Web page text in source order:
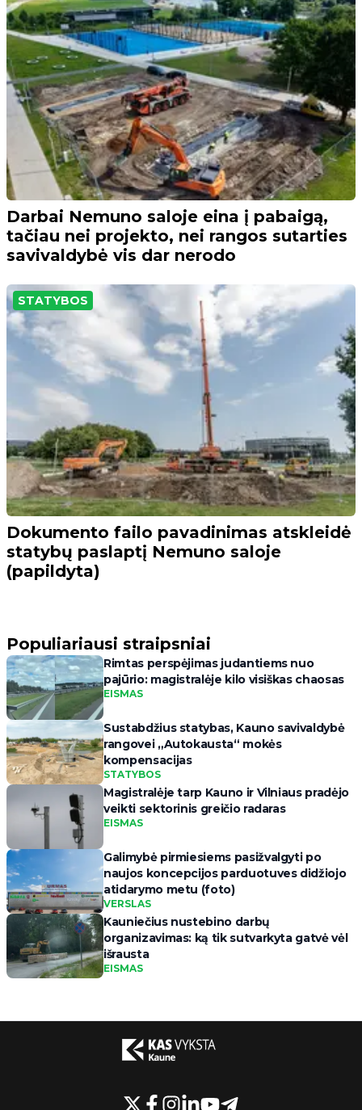
Darbai Nemuno saloje eina į pabaigą,
tačiau nei projekto, nei rangos sutarties
savivaldybė vis dar nerodo
STATYBOS
Dokumento failo pavadinimas atskleidė
statybų paslaptį Nemuno saloje
(papildyta)
Populiariausi straipsniai
Rimtas perspėjimas judantiems nuo
pajūrio: magistralėje kilo visiškas chaosas
EISMAS
Sustabdžius statybas, Kauno savivaldybė
rangovei „Autokausta“ mokės
kompensacijas
STATYBOS
Magistralėje tarp Kauno ir Vilniaus pradėjo
veikti sektorinis greičio radaras
EISMAS
Galimybė pirmiesiems pasižvalgyti po
naujos koncepcijos parduotuves didžiojo
atidarymo metu (foto)
VERSLAS
Kauniečius nustebino darbų
organizavimas: ką tik sutvarkyta gatvė vėl
išrausta
EISMAS